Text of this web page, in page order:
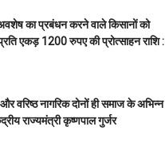
का प्रबंधन करने वाले किसानों को
एकड़ 1200 रुपए की प्रोत्साहन राशि :
और वरिष्ठ नागरिक दोनों ही समाज के अभिन्न
राज्यमंत्री कृष्णपाल गुर्जर